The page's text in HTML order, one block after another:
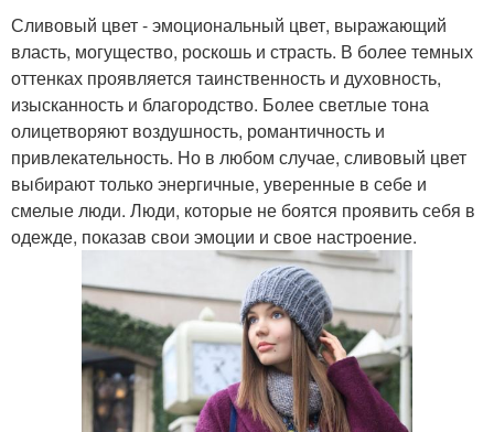
Сливовый цвет - эмоциональный цвет, выражающий
власть, могущество, роскошь и страсть. В более темных
оттенках проявляется таинственность и духовность,
изысканность и благородство. Более светлые тона
олицетворяют воздушность, романтичность и
привлекательность. Но в любом случае, сливовый цвет
выбирают только энергичные, уверенные в себе и
смелые люди. Люди, которые не боятся проявить себя в
одежде, показав свои эмоции и свое настроение.